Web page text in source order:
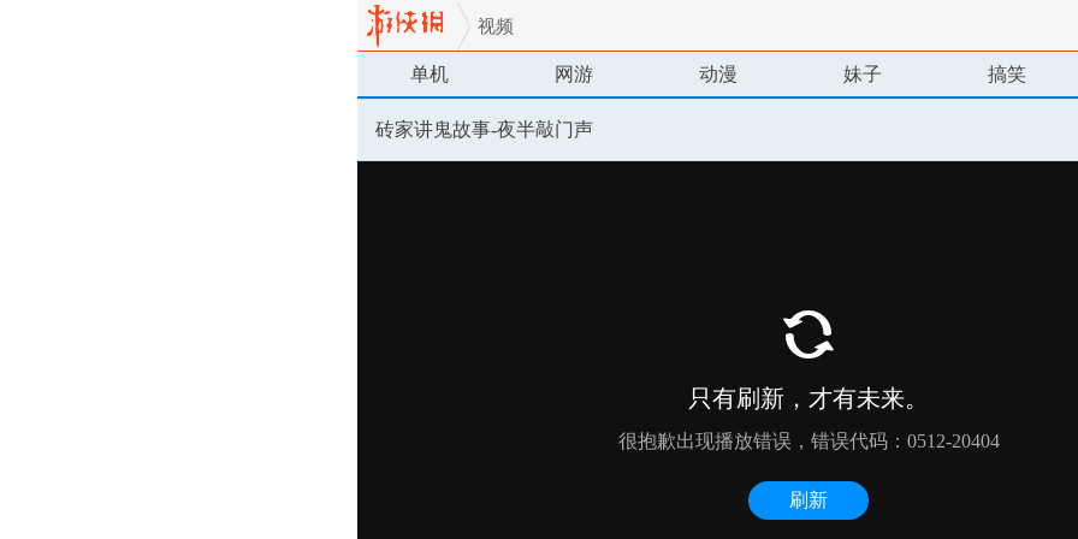
视频
单机 网游 动漫 妹子 搞笑
砖家讲鬼故事-夜半敲门声